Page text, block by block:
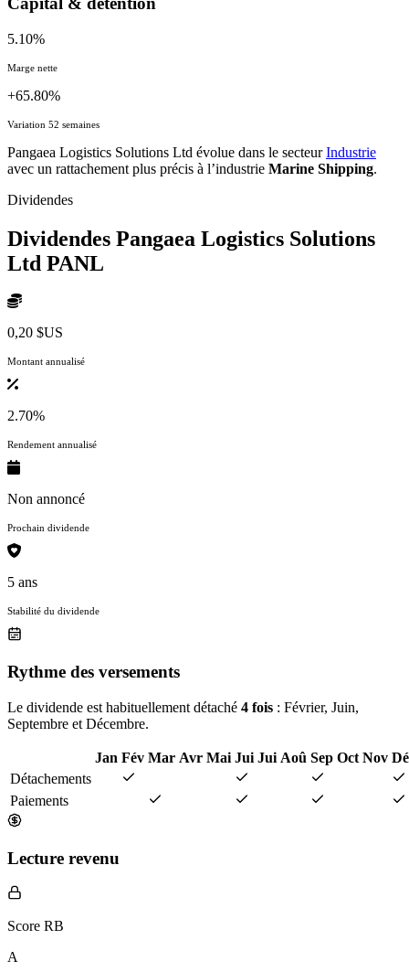
5.10%
Marge nette
+65.80%
Variation 52 semaines
Pangaea Logistics Solutions Ltd évolue dans le secteurIndustrie
avec un rattachement plus précis à l’industrie Marine Shipping.
Dividendes
Dividendes Pangaea Logistics Solutions
Ltd PANL
0,20 $US
Montant annualisé
2.70%
Rendement annualisé
Non annoncé
Prochain dividende
5 ans
Stabilité du dividende
Rythme des versements
Le dividende est habituellement détaché 4 fois : Février, Juin,
Septembre et Décembre.
Jan Fév Mar Avr Mai Jui Jui Aoû Sep Oct Nov
Détachements
Paiements
Lecture revenu
Score RB
A